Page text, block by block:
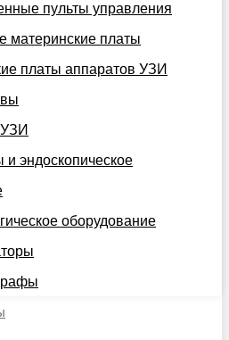
пульты управления
материнские платы
платы аппаратов УЗИ
и эндоскопическое
оборудование